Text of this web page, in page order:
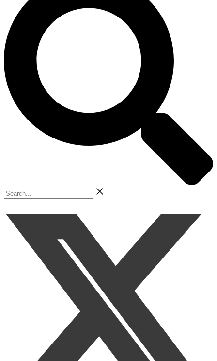
Search...